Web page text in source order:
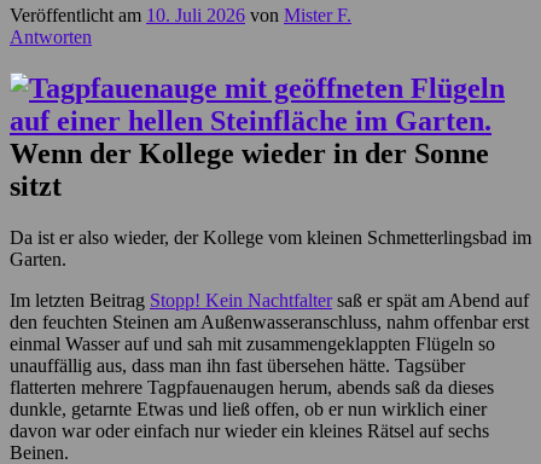
Veröffentlicht am 10. Juli 2026 von Mister F.
Antworten
Wenn der Kollege wieder in der Sonne
sitzt
Da ist er also wieder, der Kollege vom kleinen Schmetterlingsbad im
Garten.
Im letzten Beitrag Stopp! Kein Nachtfaltersaß er spät am Abend auf
den feuchten Steinen am Außenwasseranschluss, nahm offenbar erst
einmal Wasser auf und sah mit zusammengeklappten Flügeln so
unauffällig aus, dass man ihn fast übersehen hätte. Tagsüber
flatterten mehrere Tagpfauenaugen herum, abends saß da dieses
dunkle, getarnte Etwas und ließ offen, ob er nun wirklich einer
davon war oder einfach nur wieder ein kleines Rätsel auf sechs
Beinen.